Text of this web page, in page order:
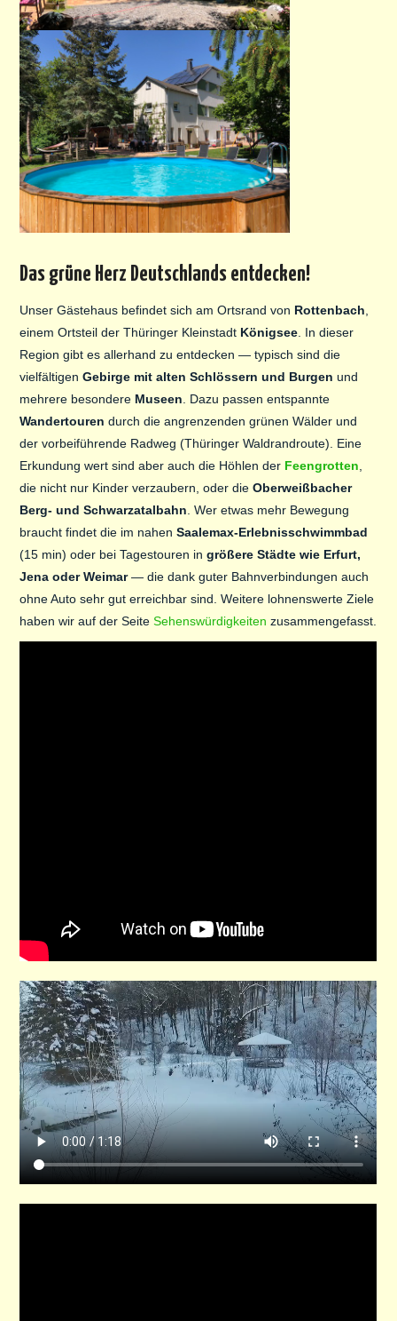
Das grüne Herz Deutschlands entdecken!
Unser Gästehaus befindet sich am Ortsrand von Rottenbach,
einem Ortsteil der Thüringer Kleinstadt Königsee. In dieser
Region gibt es allerhand zu entdecken — typisch sind die
vielfältigenGebirge mit alten Schlössern und Burgen und
mehrere besondere Museen. Dazu passen entspannte
Wandertouren durch die angrenzenden grünen Wälder und
der vorbeiführende Radweg (Thüringer Waldrandroute). Eine
Erkundung wert sind aber auch die Höhlen der Feengrotten,
die nicht nur Kinder verzaubern, oder dieOberweißbacher
Berg- und Schwarzatalbahn. Wer etwas mehr Bewegung
braucht findet die im nahenSaalemax-Erlebnisschwimmbad
(15 min) oder bei Tagestouren ingrößere Städte wie Erfurt,
Jena oder Weimar— die dank guter Bahnverbindungen auch
ohne Auto sehr gut erreichbar sind. Weitere lohnenswerte Ziele
haben wir auf der SeiteSehenswürdigkeiten zusammengefasst.